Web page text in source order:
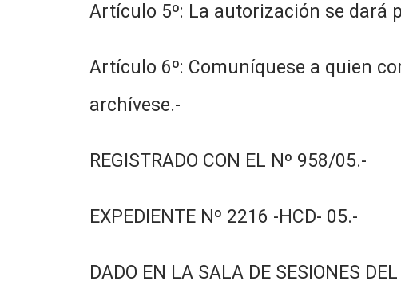
Artículo 5º: La autorización se dará
Artículo 6º: Comuníquese a quien
archívese.-
REGISTRADO CON EL Nº 958/05.-
EXPEDIENTE Nº 2216 -HCD- 05.-
DADO EN LA SALA DE SESIONES